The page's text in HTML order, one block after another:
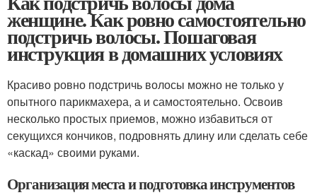
женщине. Как ровно самостоятельно
подстричь волосы. Пошаговая
инструкция в домашних условиях
Красиво ровно подстричь волосы можно не только у
опытного парикмахера, а и самостоятельно. Освоив
несколько простых приемов, можно избавиться от
секущихся кончиков, подровнять длину или сделать себе
«каскад» своими руками.
Организация места и подготовка инструментов